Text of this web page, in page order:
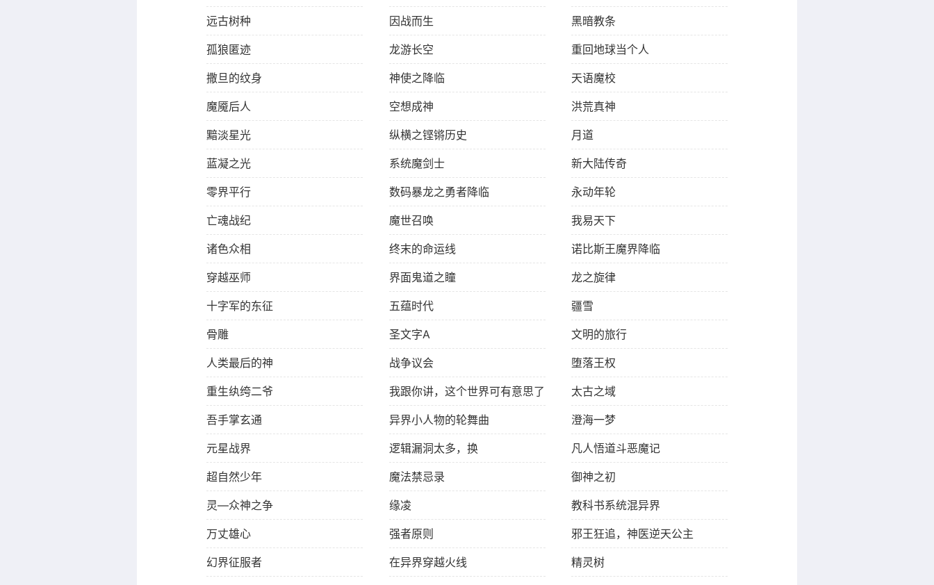
远古树种 因战而生 黑暗教条
孤狼匿迹 龙游长空 重回地球当个人
撒旦的纹身 神使之降临 天语魔校
魔魇后人 空想成神 洪荒真神
黯淡星光 纵横之铿锵历史 月道
蓝凝之光 系统魔剑士 新大陆传奇
零界平行 数码暴龙之勇者降临 永动年轮
亡魂战纪 魔世召唤 我易天下
诸色众相 终末的命运线 诺比斯王魔界降临
穿越巫师 界面鬼道之瞳 龙之旋律
十字军的东征 五蕴时代 疆雪
骨雕 圣文字A 文明的旅行
人类最后的神 战争议会 堕落王权
重生纨绔二爷 我跟你讲，这个世界可有意思了 太古之域
吾手掌玄通 异界小人物的轮舞曲 澄海一梦
元星战界 逻辑漏洞太多，换 凡人悟道斗恶魔记
超自然少年 魔法禁忌录 御神之初
灵—众神之争 缘凌 教科书系统混异界
万丈雄心 强者原则 邪王狂追，神医逆天公主
幻界征服者 在异界穿越火线 精灵树